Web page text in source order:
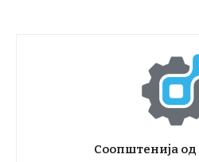
Соопштенија